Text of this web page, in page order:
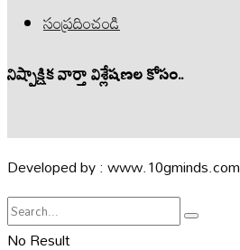
సంప్రదించండి
నిష్పాక్షిక వార్తా విశ్లేషణల కోసం..
Developed by : www.10gminds.com
No Result